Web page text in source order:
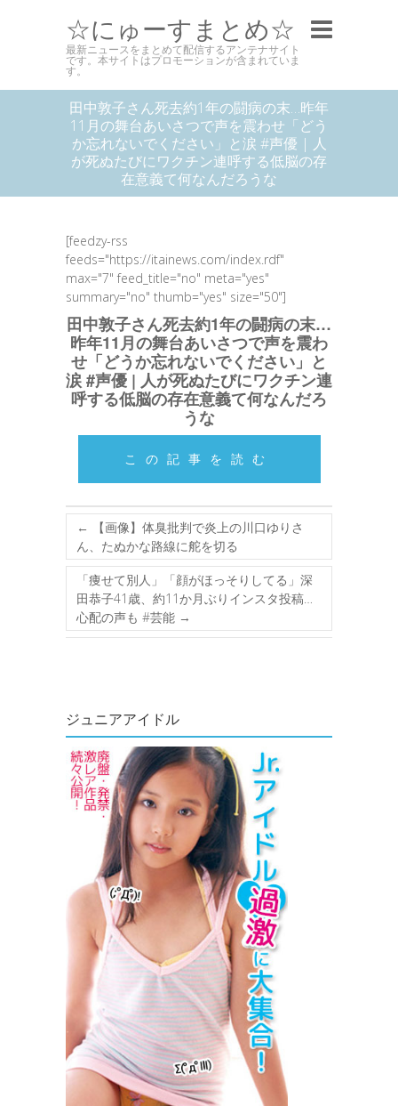
☆にゅーすまとめ☆
最新ニュースをまとめて配信するアンテナサイト
です。本サイトはプロモーションが含まれていま
す。
田中敦子さん死去約1年の闘病の末…昨年
11月の舞台あいさつで声を震わせ「どう
か忘れないでください」と涙 #声優 | 人
が死ぬたびにワクチン連呼する低脳の存
在意義て何なんだろうな
[feedzy-rss
feeds="https://itainews.com/index.rdf"
max="7" feed_title="no" meta="yes"
summary="no" thumb="yes" size="50"]
田中敦子さん死去約1年の闘病の末…
昨年11月の舞台あいさつで声を震わ
せ「どうか忘れないでください」と
涙 #声優 | 人が死ぬたびにワクチン連
呼する低脳の存在意義て何なんだろ
うな
この記事を読む
←
【画像】体臭批判で炎上の川口ゆりさ
ん、たぬかな路線に舵を切る
「痩せて別人」「顔がほっそりしてる」深
田恭子41歳、約11か月ぶりインスタ投稿…
心配の声も #芸能 →
ジュニアアイドル